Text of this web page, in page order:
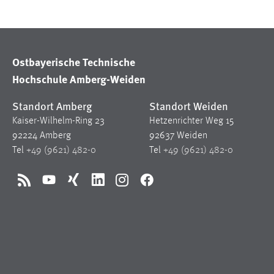
Ostbayerische Technische
Hochschule Amberg-Weiden
Standort Amberg
Kaiser-Wilhelm-Ring 23
92224 Amberg
Tel +49 (9621) 482-0
Standort Weiden
Hetzenrichter Weg 15
92637 Weiden
Tel +49 (9621) 482-0
RSS YouTubeXing LinkedInInstagramFacebook
Cookie Laufzeit: 3 Monate
Name:
Anbieter:
Cookie Laufzeit: 3 Monate